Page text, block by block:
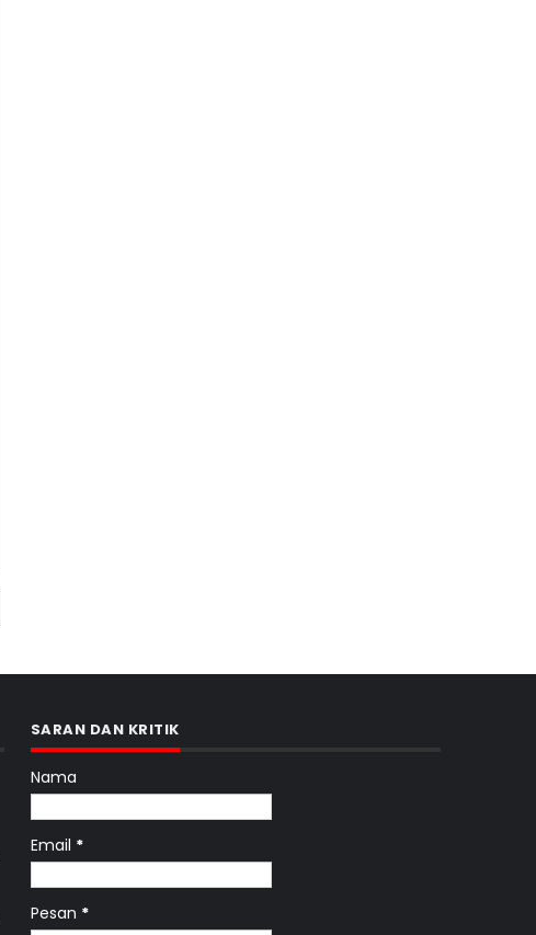
SARAN DAN KRITIK
Nama
Email *
Pesan *